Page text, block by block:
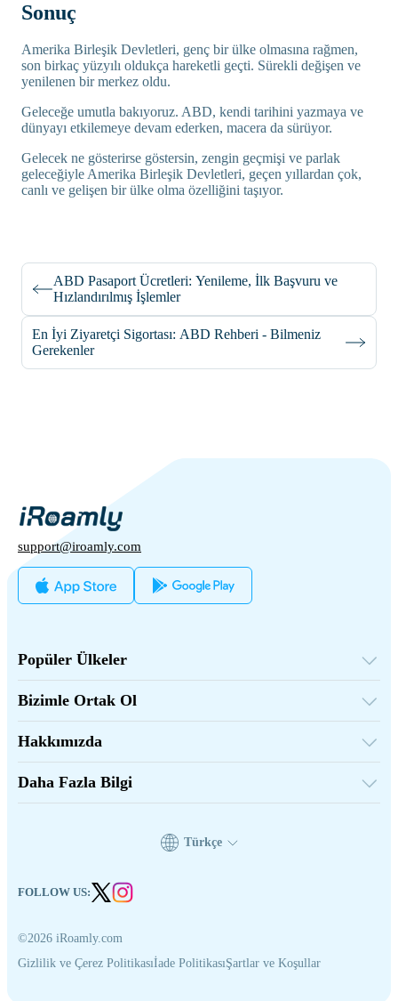
Sonuç
Amerika Birleşik Devletleri, genç bir ülke olmasına rağmen,
son birkaç yüzyılı oldukça hareketli geçti. Sürekli değişen ve
yenilenen bir merkez oldu.
Geleceğe umutla bakıyoruz. ABD, kendi tarihini yazmaya ve
dünyayı etkilemeye devam ederken, macera da sürüyor.
Gelecek ne gösterirse göstersin, zengin geçmişi ve parlak
geleceğiyle Amerika Birleşik Devletleri, geçen yıllardan çok,
canlı ve gelişen bir ülke olma özelliğini taşıyor.
ABD Pasaport Ücretleri: Yenileme, İlk Başvuru ve
Hızlandırılmış İşlemler
En İyi Ziyaretçi Sigortası: ABD Rehberi - Bilmeniz
Gerekenler
support@iroamly.com
Popüler Ülkeler
Türkiye
Fransa
Tayland
Japonya
İtalya
Hindistan
İspanya
Bizimle Ortak Ol
Bağlılık Programı
API Belgeleri
Hakkımızda
Daha Fazla Bilgi
©2026 iRoamly.com
Gizlilik ve Çerez Politikasıİade PolitikasıŞartlar ve Koşullar
Türkçe
FOLLOW US: